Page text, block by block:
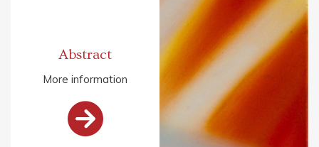
Abstract
More information
